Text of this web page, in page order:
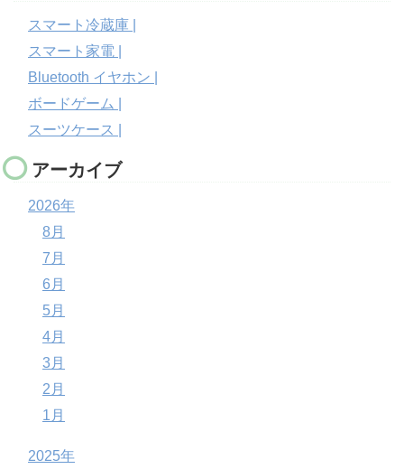
スマート冷蔵庫 |
スマート家電 |
Bluetooth イヤホン |
ボードゲーム |
スーツケース |
アーカイブ
2026年
8月
7月
6月
5月
4月
3月
2月
1月
2025年